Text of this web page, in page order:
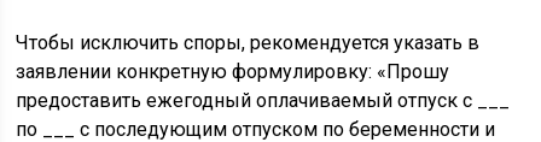
Чтобы исключить споры, рекомендуется указать в
заявлении конкретную формулировку: «Прошу
предоставить ежегодный оплачиваемый отпуск с ___
по ___ с последующим отпуском по беременности и